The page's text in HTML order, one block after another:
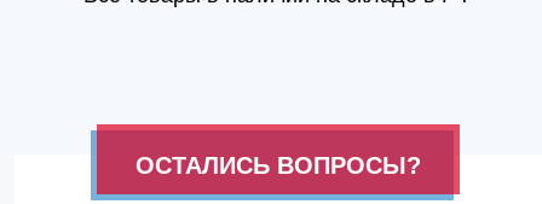
ОСТАЛИСЬ ВОПРОСЫ?